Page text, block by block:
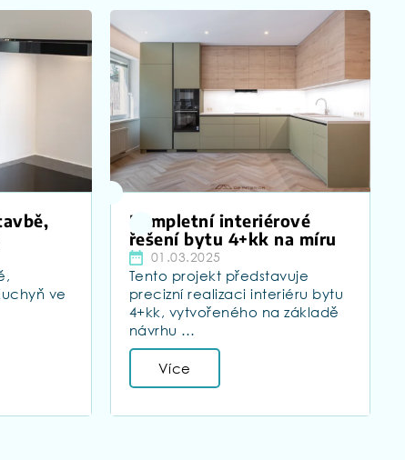
ve
Kompletní interiérové
řešení bytu 4+kk na míru
01.03.2025
Tento projekt představuje
precizní realizaci interiéru bytu
4+kk, vytvořeného na základě
návrhu …
Více